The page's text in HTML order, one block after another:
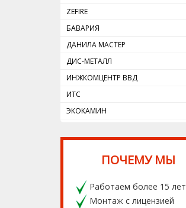
ZEFIRE
БАВАРИЯ
ДАНИЛА МАСТЕР
ДИС-МЕТАЛЛ
ИНЖКОМЦЕНТР ВВД
ИТС
ЭКОКАМИН
ПОЧЕМУ МЫ
Работаем более 15 лет
Монтаж с лицензией